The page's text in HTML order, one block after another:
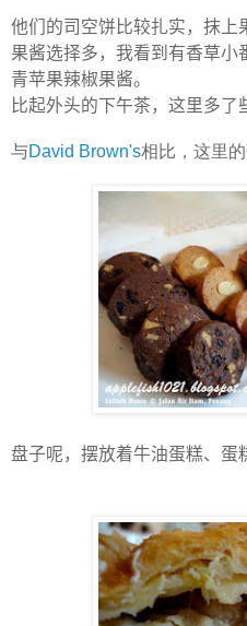
他们的司空饼比较扎实，抹上
果酱选择多，我看到有香草小
青苹果辣椒果酱。
比起外头的下午茶，这里多了
与David Brown's相比，这里
盘子呢，摆放着牛油蛋糕、蛋